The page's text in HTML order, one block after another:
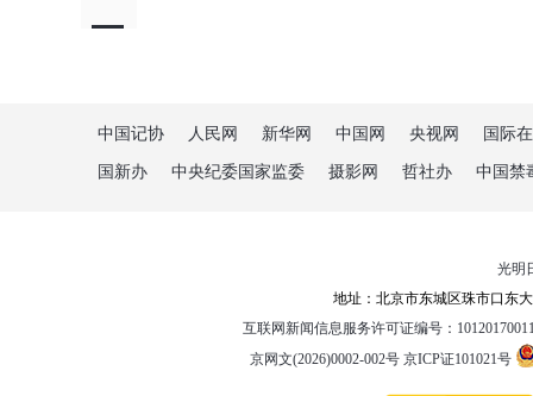
中国记协 人民网 新华网 中国网 央视网 国际
国新办 中央纪委国家监委 摄影网 哲社办 中国禁
光明
地址：北京市东城区珠市口东
互联网新闻信息服务许可证编号：
京网文(2026)0002-002号 京ICP证101021号